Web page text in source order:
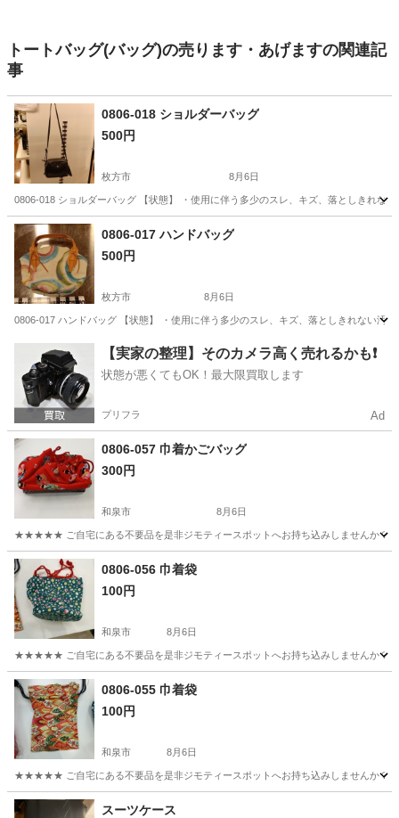
トートバッグ(バッグ)の売ります・あげますの関連記
事
0806-018 ショルダーバッグ
500円
枚方市 8月6日
0806-018 ショルダーバッグ 【状態】 ・使用に伴う多少のスレ、キズ、落としきれ
大阪 枚方市
0806-017 ハンドバッグ
500円
枚方市 8月6日
0806-017 ハンドバッグ 【状態】 ・使用に伴う多少のスレ、キズ、落としきれない
バッグ 現地
【実家の整理】そのカメラ高く売れるかも❗️
状態が悪くてもOK！最大限買取します
プリフラ Ad
0806-057 巾着かごバッグ
300円
和泉市 8月6日
★★★★★ ご自宅にある不要品を是非ジモティースポットへお持ち込みしませんか？
大阪 和泉市 現地
0806-056 巾着袋
100円
和泉市 8月6日
★★★★★ ご自宅にある不要品を是非ジモティースポットへお持ち込みしませんか？
大阪 和泉市 現地
0806-055 巾着袋
100円
和泉市 8月6日
★★★★★ ご自宅にある不要品を是非ジモティースポットへお持ち込みしませんか？
大阪 和泉市
スーツケース